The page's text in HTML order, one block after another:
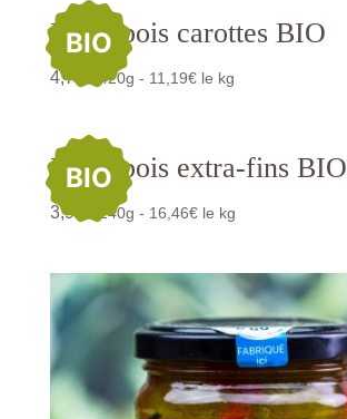
BIO
Petits pois carottes BIO
4,70 /420g - 11,19€ le kg
BIO
Petits pois extra-fins BIO
3,95 /240g - 16,46€ le kg